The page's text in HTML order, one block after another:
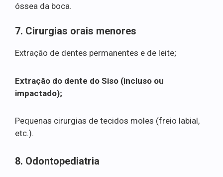
óssea da boca.
7. Cirurgias orais menores
Extração de dentes permanentes e de leite;
Extração do dente do Siso (incluso ou
impactado);
Pequenas cirurgias de tecidos moles (freio labial,
etc.).
8. Odontopediatria